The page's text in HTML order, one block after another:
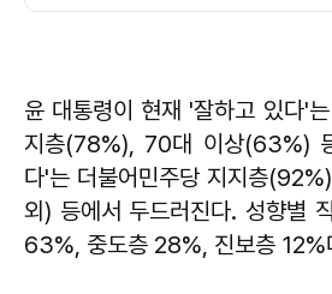
윤 대통령이 현재 '잘하고 있다'
지층(78%), 70대 이상(63%)
다'는 더불어민주당 지지층
외) 등에서 두드러진다. 성향별
63%, 중도층 28%, 진보층 12%